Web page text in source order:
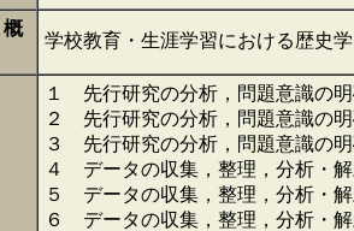
概
学校教育・生涯学習における歴史
１ 先行研究の分析，問題意識の
２ 先行研究の分析，問題意識の
３ 先行研究の分析，問題意識の
４ データの収集，整理，分析・
５ データの収集，整理，分析・
６ データの収集，整理，分析・